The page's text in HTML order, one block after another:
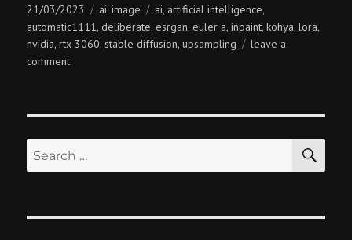
Posted
on
21/03/2023 Categories
ai,image Tags
ai, artificial intelligence,
automatic1111 ,deliberate,esrgan,euler a,inpaint,kohya,lora,
nvidia,rtx 3060, stable diffusion,upsampling
leave a
commenton
generation
Search
for: